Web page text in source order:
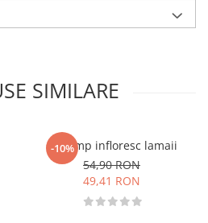
SIMILARE
-10%
Cat timp infloresc lamaii
54,90 RON
49,41 RON